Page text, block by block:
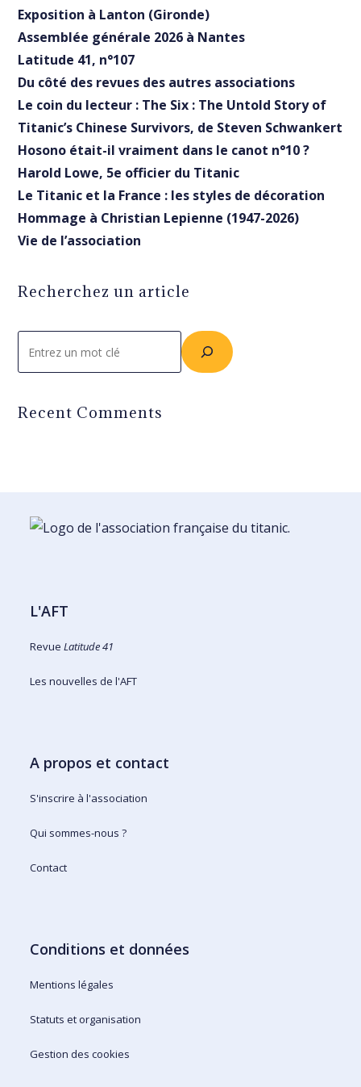
Exposition à Lanton (Gironde)
Assemblée générale 2026 à Nantes
Latitude 41, n°107
Du côté des revues des autres associations
Le coin du lecteur : The Six : The Untold Story of
Titanic’s Chinese Survivors, de Steven Schwankert
Hosono était-il vraiment dans le canot n°10 ?
Harold Lowe, 5e officier du Titanic
Le Titanic et la France : les styles de décoration
Hommage à Christian Lepienne (1947-2026)
Vie de l’association
Recherchez un article
Recent Comments
L'AFT
RevueLatitude 41
Les nouvelles de l'AFT
A propos et contact
S'inscrire à l'association
Qui sommes-nous ?
Contact
Conditions et données
Mentions légales
Statuts et organisation
Gestion des cookies